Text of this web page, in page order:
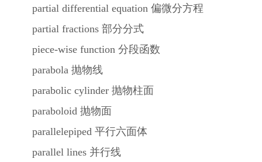
partial differential equation 偏微分方程
partial fractions 部分分式
piece-wise function 分段函数
parabola 抛物线
parabolic cylinder 抛物柱面
paraboloid 抛物面
parallelepiped 平行六面体
parallel lines 并行线